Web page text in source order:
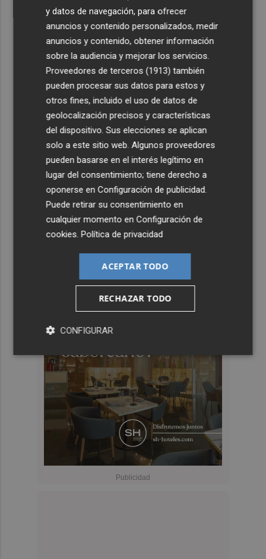
y datos de navegación, para ofrecer
anuncios y contenido personalizados, medir
anuncios y contenido, obtener información
sobre la audiencia y mejorar los servicios.
Proveedores de terceros (1913) también
pueden procesar sus datos para estos y
otros fines, incluido el uso de datos de
geolocalización precisos y características
del dispositivo. Sus elecciones se aplican
solo a este sitio web. Algunos proveedores
pueden basarse en el interés legítimo en
lugar del consentimiento; tiene derecho a
oponerse enConfiguración de publicidad
Puede retirar su consentimiento en
cualquier momento enConfiguración de
cookies .Política de privacidad
ACEPTAR TODO
RECHAZAR TODO
CONFIGURAR